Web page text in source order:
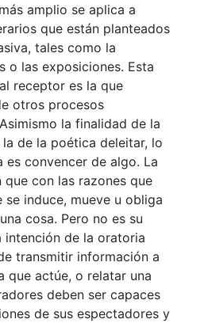
amplio se aplica a
que están planteados
tales como la
o las exposiciones. Esta
receptor es la que
otros procesos
la finalidad de la
de la poética deleitar, lo
convencer de algo. La
que con las razones que
se induce, mueve u obliga
cosa. Pero no es su
intención de la oratoria
transmitir información a
que actúe, o relatar una
deben ser capaces
de sus espectadores y